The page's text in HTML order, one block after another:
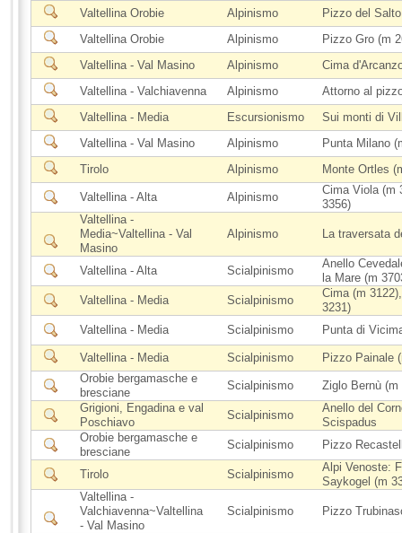
Valtellina Orobie Alpinismo
Pizzo del
Valtellina Orobie
Alpinismo
Pizzo Gro (m
Valtellina - Val Masino
Alpinismo
Cima
Valtellina - Valchiavenna
Alpinismo
Attorno al
Valtellina - Media
Escursionismo
Sui monti di
Valtellina - Val Masino
Alpinismo
Punta Milano
Tirolo
Alpinismo Monte Ortles
Valtellina - Alta Alpinismo
Cima Viola (m
3356)
Valtellina -
Media~Valtellina - Val
Masino
Alpinismo La traversata
Valtellina - Alta Scialpinismo
Anello
la Mare (m
Valtellina - Media
Scialpinismo
Cima (m
3231)
Valtellina - Media
Scialpinismo Punta di
Valtellina - Media Scialpinismo
Pizzo Painale
Orobie bergamasche e
bresciane
Scialpinismo
Ziglo Bernù (m
Grigioni, Engadina e val
Poschiavo
Scialpinismo
Anello del
Scispadus
Orobie bergamasche e
bresciane
Scialpinismo Pizzo
Tirolo Scialpinismo
Alpi Venoste:
Saykogel (m
Valtellina -
Valchiavenna~Valtellina
- Val Masino
Scialpinismo Pizzo